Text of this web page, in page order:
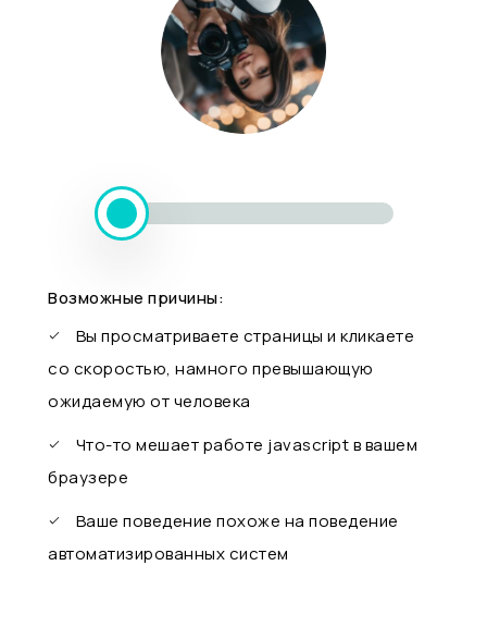
Возможные причины:
Вы просматриваете страницы и кликаете
со скоростью, намного превышающую
ожидаемую от человека
Что-то мешает работе javascript в вашем
браузере
Ваше поведение похоже на поведение
автоматизированных систем